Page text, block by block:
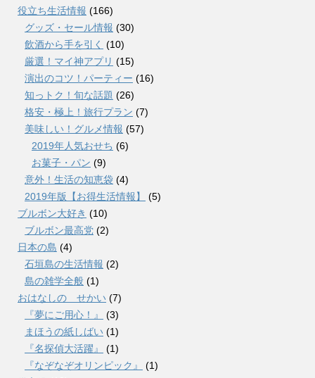
役立ち生活情報 (166)
グッズ・セール情報 (30)
飲酒から手を引く (10)
厳選！マイ神アプリ (15)
演出のコツ！パーティー (16)
知っトク！旬な話題 (26)
格安・極上！旅行プラン (7)
美味しい！グルメ情報 (57)
2019年人気おせち (6)
お菓子・パン (9)
意外！生活の知恵袋 (4)
2019年版【お得生活情報】
(5)
ブルボン大好き (10)
ブルボン最高党 (2)
日本の島 (4)
石垣島の生活情報 (2)
島の雑学全般 (1)
おはなしの せかい (7)
『夢にご用心！』
(3)
まほうの紙しばい (1)
『名探偵大活躍』
(1)
『なぞなぞオリンピック』
(1)